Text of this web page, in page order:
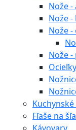
Nože
Nože
Nože -
Nože
Fľaše na